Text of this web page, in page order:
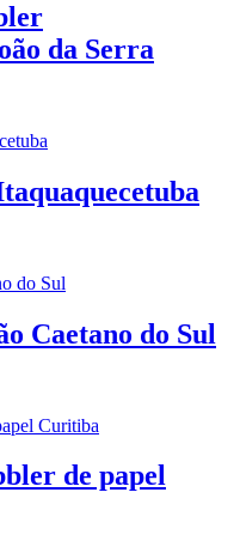
da Serra
Caetano do Sul
de papel